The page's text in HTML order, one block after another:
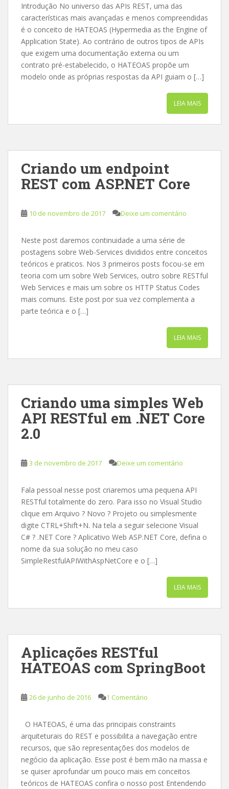
Introdução No universo das APIs REST, uma das
características mais avançadas e menos compreendidas
é o conceito de HATEOAS (Hypermedia as the Engine of
Application State). Ao contrário de outros tipos de APIs
que exigem uma documentação externa ou um
contrato pré-estabelecido, o HATEOAS propõe um
modelo onde as próprias respostas da API guiam o […]
LEIA MAIS
Criando um endpoint
REST com ASP.NET Core
10 de novembro de 2017 Deixe um comentário
Neste post daremos continuidade a uma série de
postagens sobre Web-Services divididos entre conceitos
teóricos e praticos. Nos 3 primeiros posts focou-se em
teoria com um sobre Web Services, outro sobre RESTful
Web Services e mais um sobre os HTTP Status Codes
mais comuns. Este post por sua vez complementa a
parte teórica e o […]
LEIA MAIS
Criando uma simples Web
API RESTful em .NET Core
2.0
3 de novembro de 2017 Deixe um comentário
Fala pessoal nesse post criaremos uma pequena API
RESTful totalmente do zero. Para isso no Visual Studio
clique em Arquivo ? Novo ? Projeto ou simplesmente
digite CTRL+Shift+N. Na tela a seguir selecione Visual
C# ? .NET Core ? Aplicativo Web ASP.NET Core, defina o
nome da sua solução no meu caso
SimpleRestfulAPIWithAspNetCore e o […]
LEIA MAIS
Aplicações RESTful
HATEOAS com SpringBoot
26 de junho de 2016 1 Comentário
O HATEOAS, é uma das principais constraints
arquiteturais do REST e possibilita a navegação entre
recursos, que são representações dos modelos de
negócio da aplicação. Esse post é bem mão na massa e
se quiser aprofundar um pouco mais em conceitos
teóricos de HATEOAS confira o nosso post Entendendo